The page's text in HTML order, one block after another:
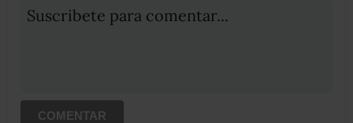
Suscribete para comentar...
COMENTAR